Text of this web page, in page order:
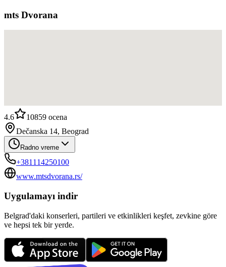
mts Dvorana
4.6 10859 ocena
Dečanska 14, Beograd
Radno vreme
+381114250100
www.mtsdvorana.rs/
Uygulamayı indir
Belgrad'daki konserleri, partileri ve etkinlikleri keşfet, zevkine göre
ve hepsi tek bir yerde.